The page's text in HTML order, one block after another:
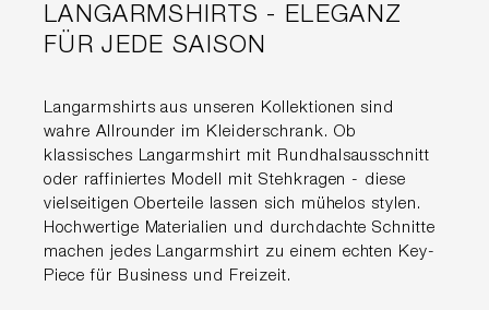
LANGARMSHIRTS - ELEGANZ
FÜR JEDE SAISON
Langarmshirts aus unseren Kollektionen sind
wahre Allrounder im Kleiderschrank. Ob
klassisches Langarmshirt mit Rundhalsausschnitt
oder raffiniertes Modell mit Stehkragen - diese
vielseitigen Oberteile lassen sich mühelos stylen.
Hochwertige Materialien und durchdachte Schnitte
machen jedes Langarmshirt zu einem echten Key-
Piece für Business und Freizeit.